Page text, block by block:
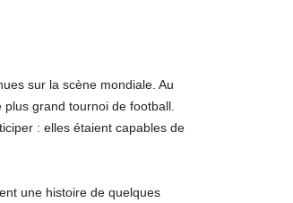
sur la scène mondiale. Au
grand tournoi de football.
: elles étaient capables de
une histoire de quelques